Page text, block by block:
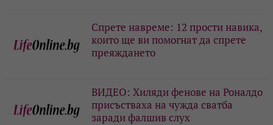
Спрете навреме: 12 прости навика,
които ще ви помогнат да спрете
преяждането
ВИДЕО: Хиляди фенове на Роналдо
присъстваха на чужда сватба
заради фалшив слух